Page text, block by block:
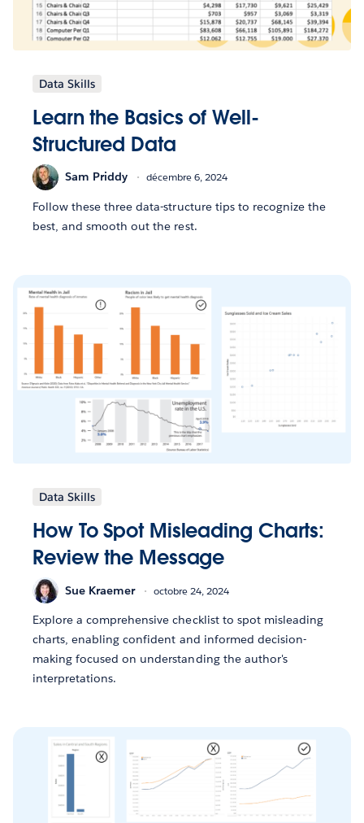
Data Skills
Learn the Basics of Well-
Structured Data
Sam Priddy décembre 6, 2024
Follow these three data-structure tips to recognize the
best, and smooth out the rest.
Data Skills
How To Spot Misleading Charts:
Review the Message
Sue Kraemer octobre 24, 2024
Explore a comprehensive checklist to spot misleading
charts, enabling confident and informed decision-
making focused on understanding the author's
interpretations.